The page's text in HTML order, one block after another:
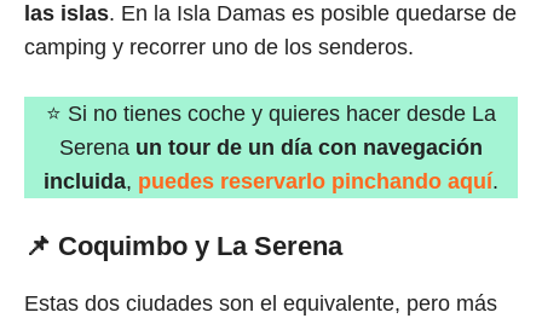
las islas. En la Isla Damas es posible quedarse de
camping y recorrer uno de los senderos.
⭐ Si no tienes coche y quieres hacer desde La
Serena un tour de un día con navegación
incluida, puedes reservarlo pinchando aquí.
📌 Coquimbo y La Serena
Estas dos ciudades son el equivalente, pero más